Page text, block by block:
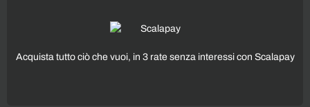
Acquista tutto ciò che vuoi, in 3 rate senza interessi con Scalapay